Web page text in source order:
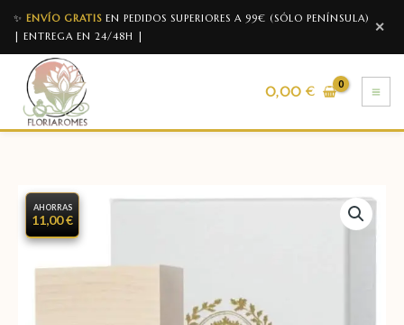
✨ ENVÍO GRATIS EN PEDIDOS SUPERIORES A 99€ (SÓLO PENÍNSULA)
| ENTREGA EN 24/48H |
✕
0,00€
AHORRAS
11,00 €